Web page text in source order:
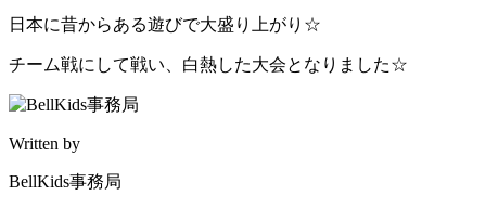
日本に昔からある遊びで大盛り上がり☆
チーム戦にして戦い、白熱した大会となりました☆
Written by
BellKids事務局